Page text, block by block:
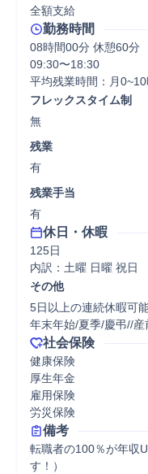
全額支給
勤務時間
08時間00分 休憩60分
09:30〜18:30
平均残業時間：月
フレックスタイム制
無
残業
有
残業手当
有
休日・休暇
125日
内訳：土曜 日曜 祝日
その他
5日以上の連続休暇可
年末年始/夏季/慶弔//
社会保険
健康保険
厚生年金
雇用保険
労災保険
備考
転職者の100％が年収
す！）